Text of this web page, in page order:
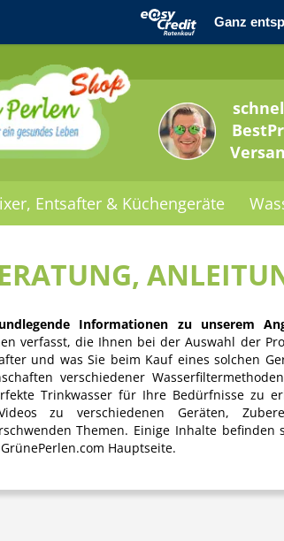
Entsafter & Küchengeräte
Informationen zu unserem
verfasst, die Ihnen bei der Auswahl der
und was Sie beim Kauf eines solchen
verschiedener
Trinkwasser für Ihre Bedürfnisse zu
zu verschiedenen Geräten,
Themen. Einige Inhalte
Hauptseite.